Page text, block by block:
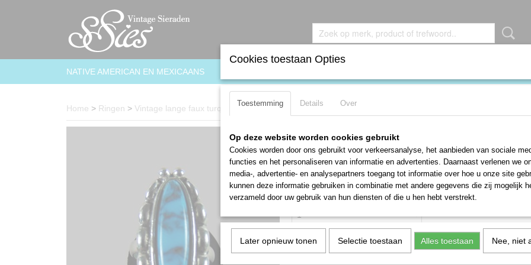
NATIVE AMERICAN EN MEXICAANS
Home > Ringen > Vintage lange faux turquoise ring verstelbaar
Vintage lange faux turquoise ring
€ 12,50
✓ Op voorraad- Levertijd 1-3 werkdagen
Aantal
IN WINKELWAGEN
Cookies toestaan Opties
Toestemming Details Over
Op deze website worden cookies gebruikt
Cookies worden door ons gebruikt voor verkeersanalyse, het aanbieden van sociale
functies en het personaliseren van informatie en advertenties. Daarnaast verlenen we
media-, advertentie- en analysepartners toegang tot informatie over hoe u onze site
kunnen deze informatie gebruiken in combinatie met andere gegevens die zij mogelijk
verzameld door uw gebruik van hun diensten of die u hen hebt verstrekt.
Later opnieuw tonen Selectie toestaan Alles toestaan Nee, niet